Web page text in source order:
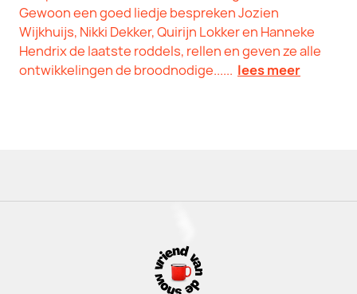
Gewoon een goed liedje bespreken Jozien
Wijkhuijs, Nikki Dekker, Quirijn Lokker en Hanneke
Hendrix de laatste roddels, rellen en geven ze alle
ontwikkelingen de broodnodige...... lees meer